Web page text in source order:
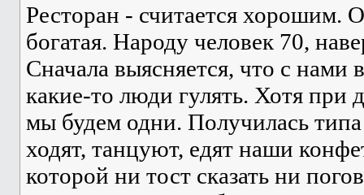
Ресторан - считается хорошим.
богатая. Народу человек 70,
Сначала выясняется, что с
какие-то люди гулять. Хотя при
мы будем одни. Получилась
ходят, танцуют, едят наши
которой ни тост сказать ни